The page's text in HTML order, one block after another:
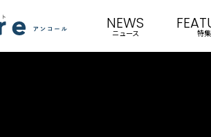
NEWS
ニュース 特集